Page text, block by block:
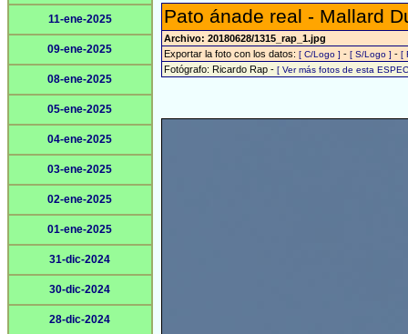
11-ene-2025
09-ene-2025
08-ene-2025
05-ene-2025
04-ene-2025
03-ene-2025
02-ene-2025
01-ene-2025
31-dic-2024
30-dic-2024
28-dic-2024
Pato ánade real - Mallard
Archivo: 20180628/1315_rap_1.jpg
Exportar la foto con los datos: [ C/Logo ] - [ S/Logo ] - [
Fotógrafo: Ricardo Rap - [ Ver más fotos de esta